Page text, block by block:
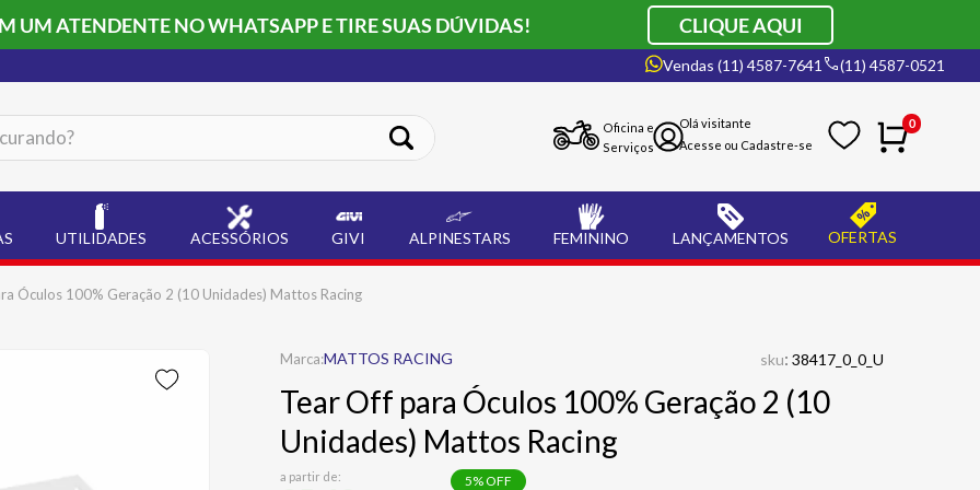
UM ATENDENTE NO WHATSAPP E TIRE SUAS DÚVIDAS! CLIQUE AQUI
Vendas (11) 4587-7641 (11) 4587-0521
Oficina e
Serviços
0
UTILIDADES ACESSÓRIOS GIVI ALPINESTARS FEMININO LANÇAMENTOS OFERTAS
Óculos 100% Geração 2 (10 Unidades) Mattos Racing
MATTOS RACING sku: 38417_0_0_U
Tear Off para Óculos 100% Geração 2 (10
Unidades) Mattos Racing
a partir de: 5% OFF